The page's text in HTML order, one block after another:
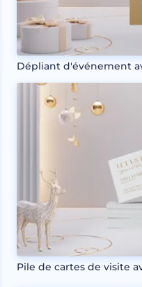
Dépliant d'événement
Pile de cartes de visite